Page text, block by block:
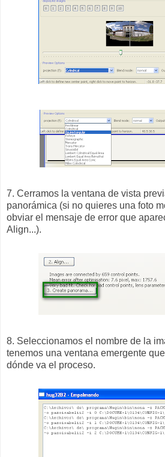
7. Cerramos la ventana de vista
panorámica (si no quieres una foto
obviar el mensaje de error que
Align...).
8. Seleccionamos el nombre de la
tenemos una ventana emergente
dónde va el proceso.